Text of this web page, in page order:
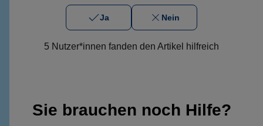
Ja Nein
5 Nutzer*innen fanden den Artikel hilfreich
Sie brauchen noch Hilfe?